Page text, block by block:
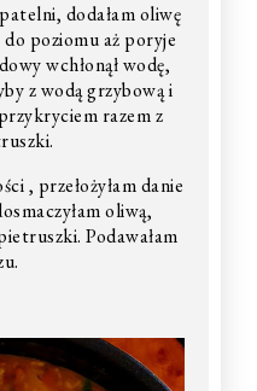
dodałam oliwę
do poziomu aż poryje
wchłonął wodę,
z wodą grzybową i
razem z
, przełożyłam danie
oliwą,
Podawałam